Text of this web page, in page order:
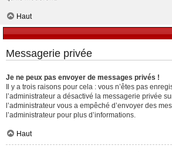
Haut
Messagerie privée
Je ne peux pas envoyer de messages privés !
Il y a trois raisons pour cela : vous n’êtes pas
l’administrateur a désactivé la messagerie privée
l’administrateur vous a empêché d’envoyer des
l’administrateur pour plus d’informations.
Haut